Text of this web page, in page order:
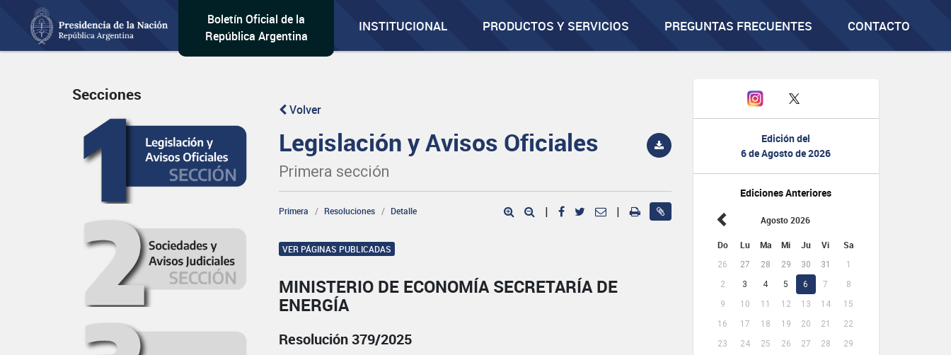
Boletín Oficial de la
República Argentina
INSTITUCIONAL PRODUCTOS Y SERVICIOS PREGUNTAS FRECUENTES CONTACTO
Edición del
6 de Agosto de 2026
Ediciones Anteriores
Agosto 2026
Do Lu Ma Mi Ju Vi Sa
26 27 28 29 30 31
1
2
3 4 5 6 7
8
9
10 11 12 13 14
15
16
17 18 19 20 21
22
23
24 25 26 27 28
29
Secciones
Volver
Legislación y Avisos Oficiales
Primera sección
Primera Resoluciones Detalle | |
VER PÁGINAS PUBLICADAS
MINISTERIO DE ECONOMÍA SECRETARÍA DE
ENERGÍA
Resolución 379/2025